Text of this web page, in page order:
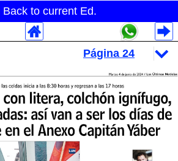
Back to current Ed.
Rubros